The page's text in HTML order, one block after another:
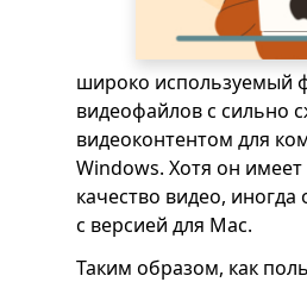
широко используемый
видеофайлов с сильно
видеоконтентом для
Windows. Хотя он
качество видео,
с версией для Mac.
Таким образом, как